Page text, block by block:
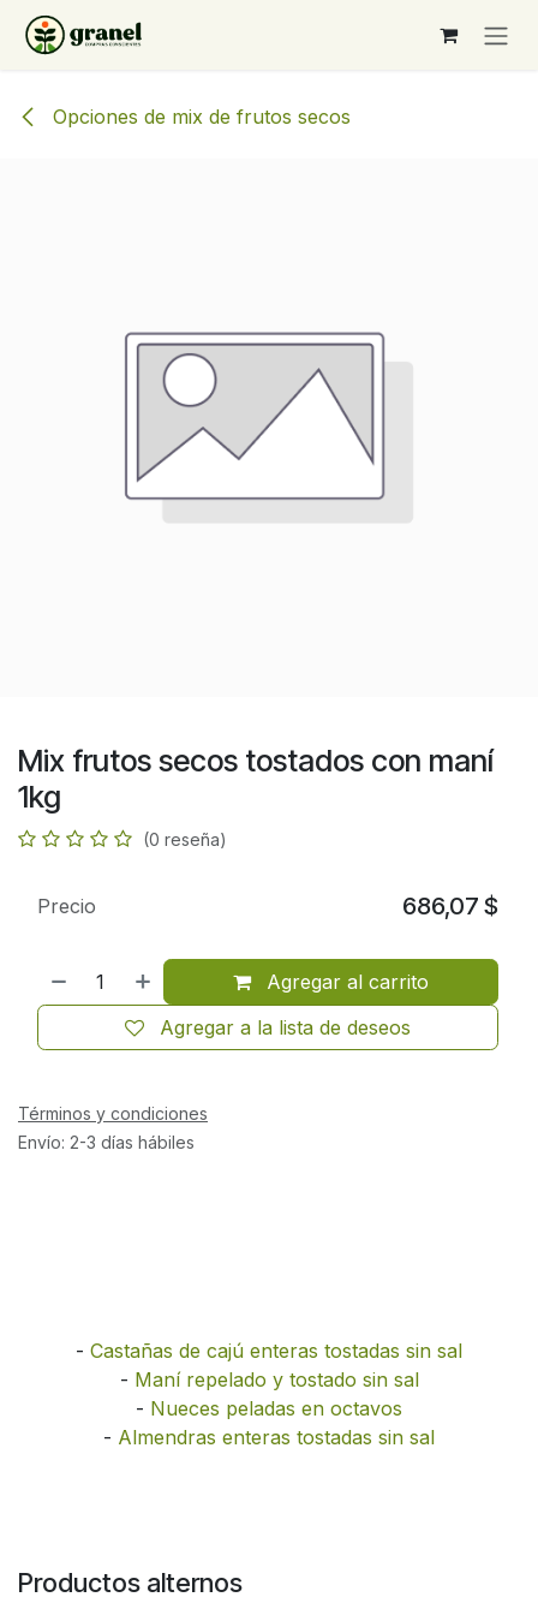
Ir al contenido
Opciones de mix de frutos secos
Mix frutos secos tostados con maní
1kg
(0 reseña)
Agregar al carrito
Agregar a la lista de deseos
Precio 686,07 $
Términos y condiciones
Envío: 2-3 días hábiles
- Castañas de cajú enteras tostadas sin sal
- Maní repelado y tostado sin sal
- Nueces peladas en octavos
- Almendras enteras tostadas sin sal
Productos alternos